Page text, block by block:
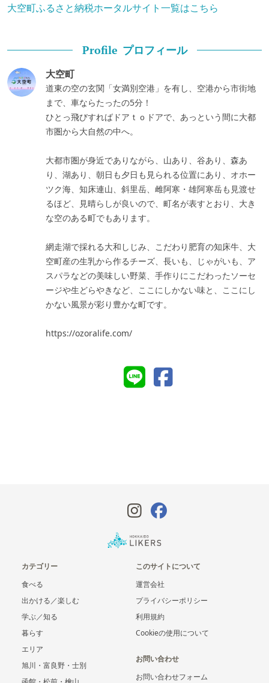
大空町ふるさと納税ホータルサイト一覧はこちら
Profile プロフィール
大空町
道東の空の玄関「女満別空港」を有し、空港から市街地
まで、車ならたったの5分！
ひとっ飛びすればドアｔｏドアで、あっという間に大都
市圏から大自然の中へ。
大都市圏が身近でありながら、山あり、谷あり、森あ
り、湖あり、朝日も夕日も見られる位置にあり、オホー
ツク海、知床連山、斜里岳、雌阿寒・雄阿寒岳も見渡せ
るほど、見晴らしが良いので、町名が表すとおり、大き
な空のある町でもあります。
網走湖で採れる大和しじみ、こだわり肥育の知床牛、大
空町産の生乳から作るチーズ、長いも、じゃがいも、ア
スパラなどの美味しい野菜、手作りにこだわったソーセ
ージや生どらやきなど、ここにしかない味と、ここにし
かない風景が彩り豊かな町です。
https://ozoralife.com/
カテゴリー
食べる
出かける／楽しむ
学ぶ／知る
暮らす
エリア
旭川・富良野・士別
このサイトについて
運営会社
プライバシーポリシー
利用規約
Cookieの使用について
お問い合わせ
お問い合わせフォーム